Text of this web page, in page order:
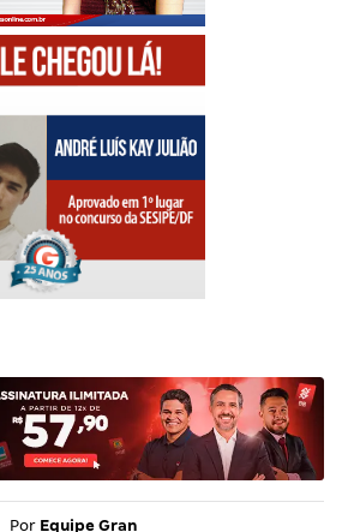
Por Equipe Gran